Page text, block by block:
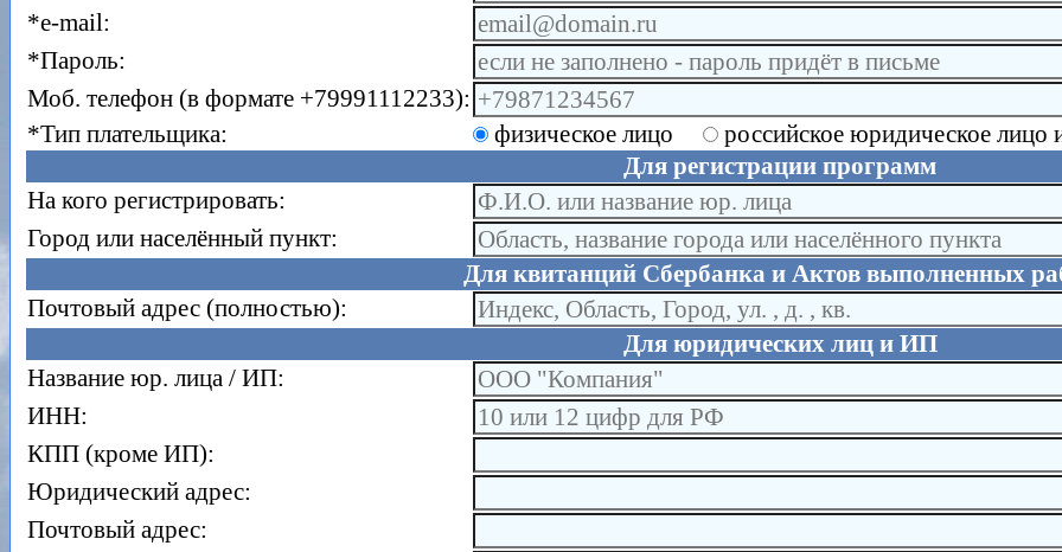
*e-mail:
*Пароль:
Моб. телефон (в формате +79991112233):
*Тип плательщика: физическое лицо российское юридическое лицо
Для регистрации программ
На кого регистрировать:
Город или населённый пункт:
Для квитанций Сбербанка и Актов выполненных
Почтовый адрес (полностью):
Для юридических лиц и ИП
Название юр. лица / ИП:
ИНН:
КПП (кроме ИП):
Юридический адрес:
Почтовый адрес: